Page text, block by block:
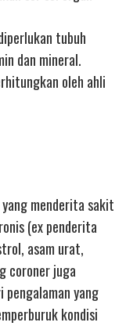
tubuh
dan mineral.
oleh ahli
menderita sakit
(ex penderita
asam urat,
coroner juga
yang
kondisi